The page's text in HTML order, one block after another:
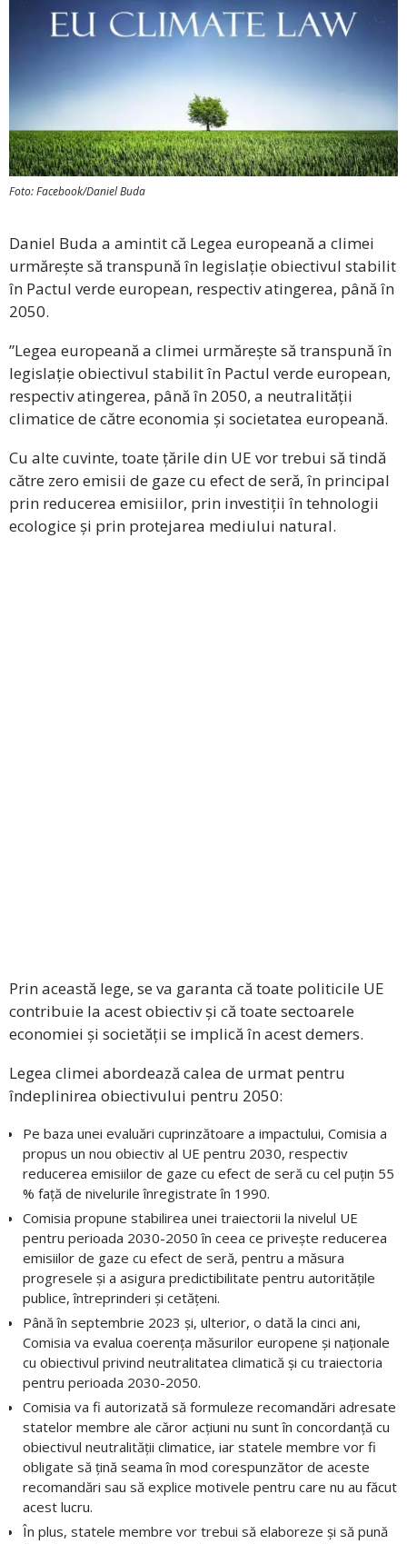
Foto: Facebook/Daniel Buda
Daniel Buda a amintit că Legea europeană a climei
urmărește să transpună în legislație obiectivul stabilit
în Pactul verde european, respectiv atingerea, până în
2050.
”Legea europeană a climei urmărește să transpună în
legislație obiectivul stabilit în Pactul verde european,
respectiv atingerea, până în 2050, a neutralității
climatice de către economia și societatea europeană.
Cu alte cuvinte, toate țările din UE vor trebui să tindă
către zero emisii de gaze cu efect de seră, în principal
prin reducerea emisiilor, prin investiții în tehnologii
ecologice și prin protejarea mediului natural.
Prin această lege, se va garanta că toate politicile UE
contribuie la acest obiectiv și că toate sectoarele
economiei și societății se implică în acest demers.
Legea climei abordează calea de urmat pentru
îndeplinirea obiectivului pentru 2050:
Pe baza unei evaluări cuprinzătoare a impactului, Comisia a
propus un nou obiectiv al UE pentru 2030, respectiv
reducerea emisiilor de gaze cu efect de seră cu cel puțin 55
% față de nivelurile înregistrate în 1990.
Comisia propune stabilirea unei traiectorii la nivelul UE
pentru perioada 2030-2050 în ceea ce privește reducerea
emisiilor de gaze cu efect de seră, pentru a măsura
progresele și a asigura predictibilitate pentru autoritățile
publice, întreprinderi și cetățeni.
Până în septembrie 2023 și, ulterior, o dată la cinci ani,
Comisia va evalua coerența măsurilor europene și naționale
cu obiectivul privind neutralitatea climatică și cu traiectoria
pentru perioada 2030-2050.
Comisia va fi autorizată să formuleze recomandări adresate
statelor membre ale căror acțiuni nu sunt în concordanță cu
obiectivul neutralității climatice, iar statele membre vor fi
obligate să țină seama în mod corespunzător de aceste
recomandări sau să explice motivele pentru care nu au făcut
acest lucru.
În plus, statele membre vor trebui să elaboreze și să pună